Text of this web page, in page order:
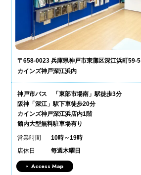
〒658-0023 兵庫県神戸市東灘区深江浜町59-5
カインズ神戸深江浜内
神戸市バス 「東部市場南」駅徒歩3分
阪神「深江」駅下車徒歩20分
カインズ神戸深江浜店内1階
館内大型無料駐車場有り
営業時間
10時～19時
店休日
毎週木曜日
Access Map